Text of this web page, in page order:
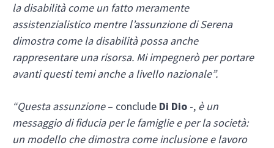
la disabilità come un fatto meramente
assistenzialistico mentre l’assunzione di Serena
dimostra come la disabilità possa anche
rappresentare una risorsa. Mi impegnerò per portare
avanti questi temi anche a livello nazionale”.
“Questa assunzione– conclude Di Dio -, è un
messaggio di fiducia per le famiglie e per la società:
un modello che dimostra come inclusione e lavoro